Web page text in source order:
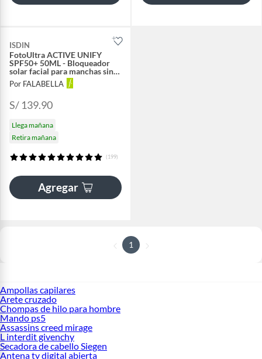
ISDIN
FotoUltra ACTIVE UNIFY
SPF50+ 50ML - Bloqueador
solar facial para manchas sin
color
Por FALABELLA
S/ 139.90
Llega mañana
Retira mañana
(199)
Agregar
1
Ampollas capilares
Arete cruzado
Chompas de hilo para hombre
Mando ps5
Assassins creed mirage
L interdit givenchy
Secadora de cabello Siegen
Antena tv digital abierta